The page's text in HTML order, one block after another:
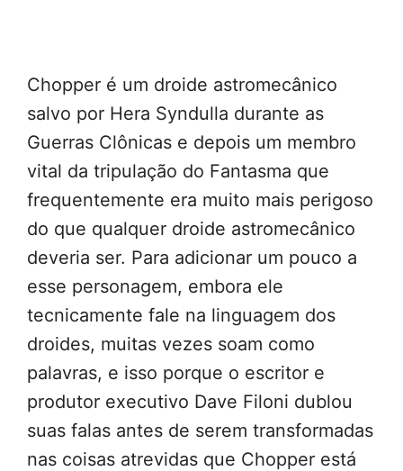
Chopper é um droide astromecânico
salvo por Hera Syndulla durante as
Guerras Clônicas e depois um membro
vital da tripulação do Fantasma que
frequentemente era muito mais perigoso
do que qualquer droide astromecânico
deveria ser. Para adicionar um pouco a
esse personagem, embora ele
tecnicamente fale na linguagem dos
droides, muitas vezes soam como
palavras, e isso porque o escritor e
produtor executivo Dave Filoni dublou
suas falas antes de serem transformadas
nas coisas atrevidas que Chopper está